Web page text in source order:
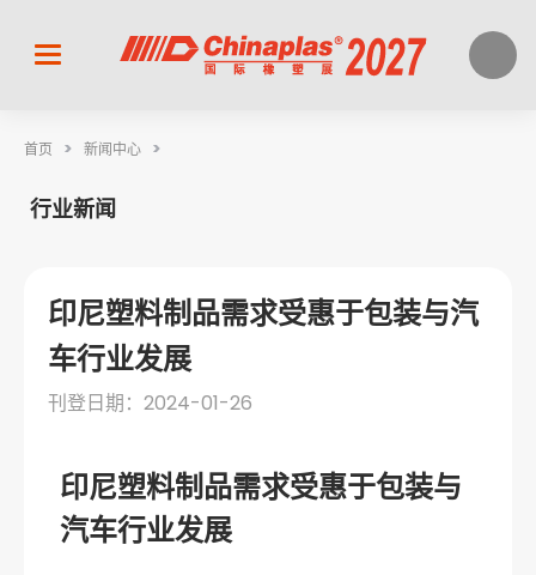
首页 > 新闻中心 >
行业新闻
印尼塑料制品需求受惠于包装与汽
车行业发展
刊登日期：2024-01-26
印尼塑料制品需求受惠于包装与
汽车行业发展